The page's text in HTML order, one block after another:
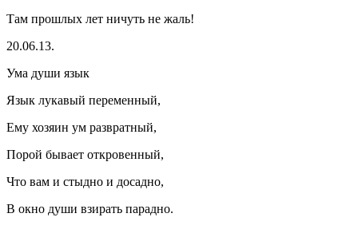
Там прошлых лет ничуть не жаль!
20.06.13.
Ума души язык
Язык лукавый переменный,
Ему хозяин ум развратный,
Порой бывает откровенный,
Что вам и стыдно и досадно,
В окно души взирать парадно.